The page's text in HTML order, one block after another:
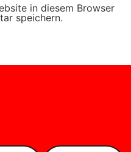
in diesem Browser
speichern.